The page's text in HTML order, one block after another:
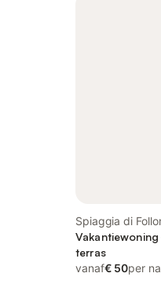
Spiaggia di
Follonica
terras
vanaf€ 50per